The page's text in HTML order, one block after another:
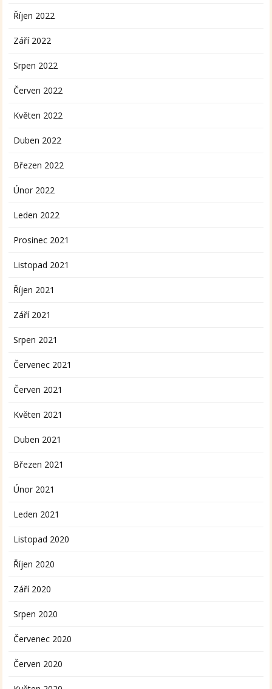
Říjen 2022
Září 2022
Srpen 2022
Červen 2022
Květen 2022
Duben 2022
Březen 2022
Únor 2022
Leden 2022
Prosinec 2021
Listopad 2021
Říjen 2021
Září 2021
Srpen 2021
Červenec 2021
Červen 2021
Květen 2021
Duben 2021
Březen 2021
Únor 2021
Leden 2021
Listopad 2020
Říjen 2020
Září 2020
Srpen 2020
Červenec 2020
Červen 2020